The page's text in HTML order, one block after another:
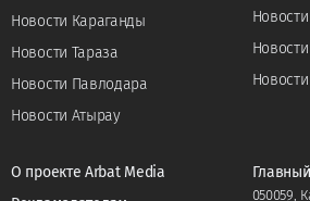
Новости Караганды
Новости Тараза
Новости Павлодара
Новости Атырау
О проекте Arbat Media
050059,